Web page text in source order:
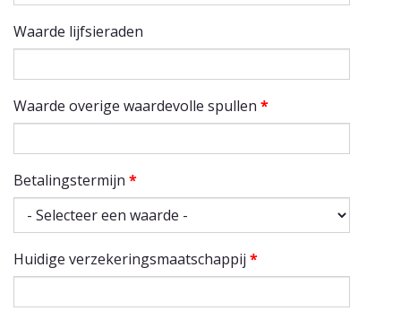
Waarde lijfsieraden
Waarde overige waardevolle spullen *
Betalingstermijn *
Huidige verzekeringsmaatschappij *